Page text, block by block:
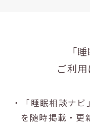
「
ご利
・「睡眠相談ナ
を随時掲載・更